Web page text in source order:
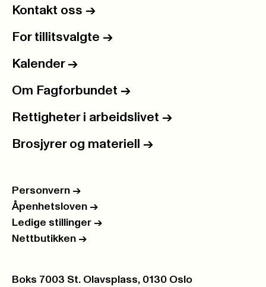
Kontakt oss ->
For tillitsvalgte ->
Kalender ->
Om Fagforbundet ->
Rettigheter i arbeidslivet ->
Brosjyrer og materiell ->
Personvern ->
Åpenhetsloven ->
Ledige stillinger ->
Nettbutikken ->
Postboks:
Boks 7003 St. Olavsplass, 0130 Oslo